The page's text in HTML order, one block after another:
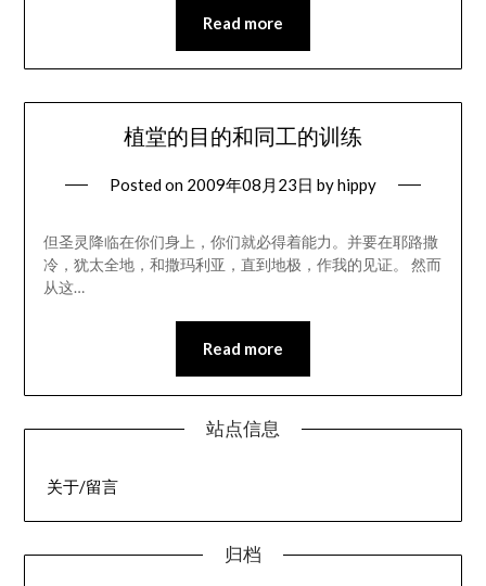
Read more
植堂的目的和同工的训练
Posted on 2009年08月23日 byhippy
但圣灵降临在你们身上，你们就必得着能力。并要在耶路撒
冷，犹太全地，和撒玛利亚，直到地极，作我的见证。 然而
从这…
Read more
站点信息
关于/留言
归档